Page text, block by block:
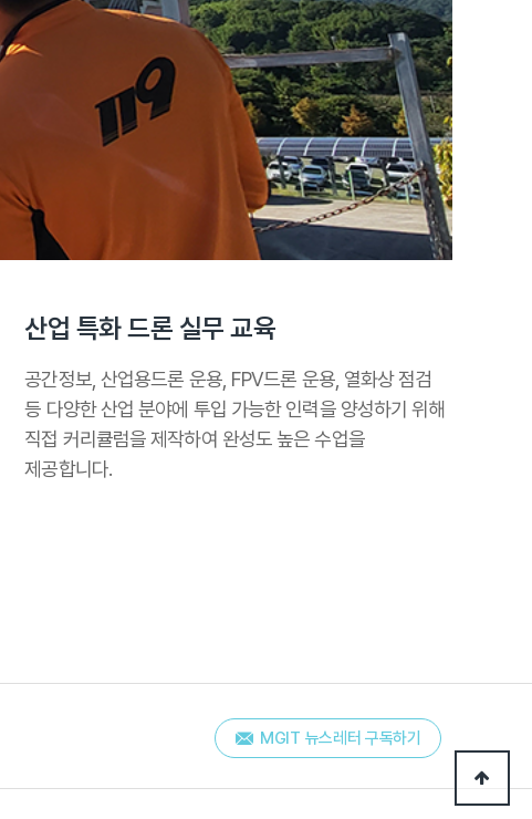
산업 특화 드론 실무 교육
공간정보, 산업용드론 운용, FPV드론 운용, 열화상 점검
등 다양한 산업 분야에 투입 가능한 인력을 양성하기 위해
직접 커리큘럼을 제작하여 완성도 높은 수업을
제공합니다.
MGIT 뉴스레터 구독하기